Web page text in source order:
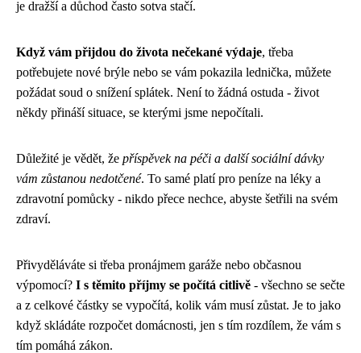
je dražší a důchod často sotva stačí.
Když vám přijdou do života nečekané výdaje, třeba
potřebujete nové brýle nebo se vám pokazila lednička, můžete
požádat soud o snížení splátek. Není to žádná ostuda - život
někdy přináší situace, se kterými jsme nepočítali.
Důležité je vědět, že příspěvek na péči a další sociální dávky
vám zůstanou nedotčené. To samé platí pro peníze na léky a
zdravotní pomůcky - nikdo přece nechce, abyste šetřili na svém
zdraví.
Přivyděláváte si třeba pronájmem garáže nebo občasnou
výpomocí? I s těmito příjmy se počítá citlivě - všechno se sečte
a z celkové částky se vypočítá, kolik vám musí zůstat. Je to jako
když skládáte rozpočet domácnosti, jen s tím rozdílem, že vám s
tím pomáhá zákon.